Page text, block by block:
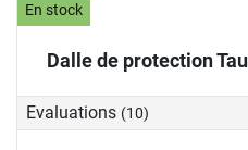
En stock
Dalle de protection
Evaluations (10)